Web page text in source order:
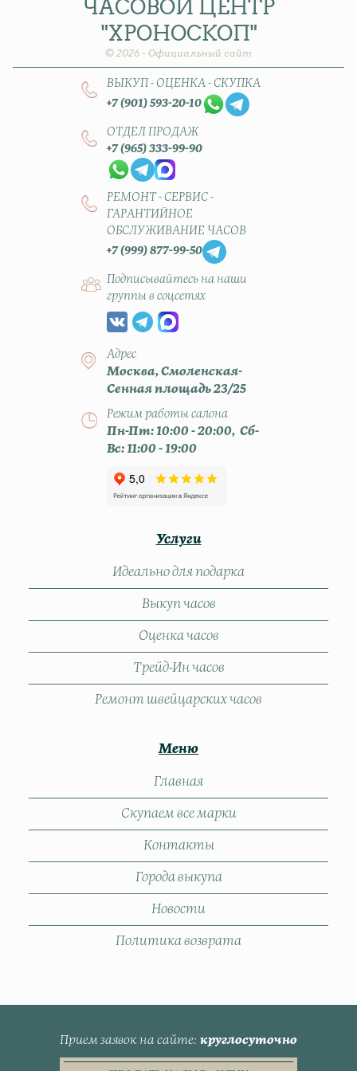
ЧАСОВОЙ ЦЕНТР
"ХРОНОСКОП"
© 2026 - Официальный сайт
ВЫКУП - ОЦЕНКА - СКУПКА
+7 (901) 593-20-10
ОТДЕЛ ПРОДАЖ
+7 (965) 333-99-90
РЕМОНТ - СЕРВИС -
ГАРАНТИЙНОЕ
ОБСЛУЖИВАНИЕ ЧАСОВ
+7 (999) 877-99-50
Подписывайтесь на наши
группы в соцсетях
Адрес
Москва, Смоленская-
Сенная площадь 23/25
Режим работы салона
Пн-Пт: 10:00 - 20:00, Сб-
Вс: 11:00 - 19:00
Услуги
Идеально для подарка
Выкуп часов
Оценка часов
Трейд-Ин часов
Ремонт швейцарских часов
Меню
Главная
Скупаем все марки
Контакты
Города выкупа
Новости
Политика возврата
Прием заявок на сайте круглосуточно